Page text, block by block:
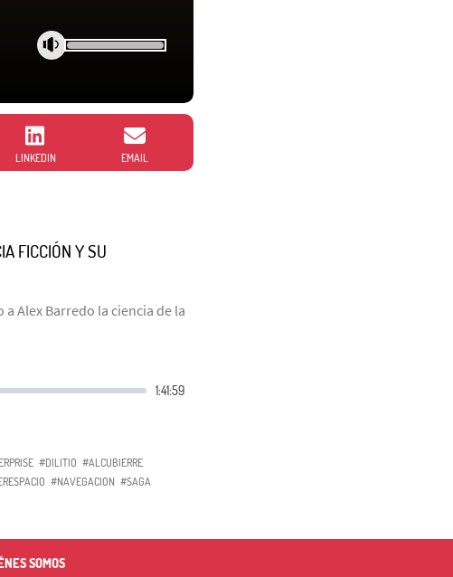
LINKEDIN EMAIL
FICCIÓN Y SU
Alex Barredo la ciencia de la
#DILITIO #ALCUBIERRE
#NAVEGACION #SAGA
SOMOS